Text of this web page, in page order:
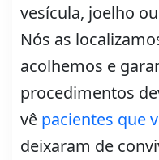
vesícula, joelho
Nós as
acolhemos e
procedimentos
vê pacientes que
deixaram de